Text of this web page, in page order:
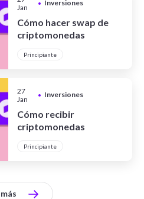
Jan
• Inversiones
Cómo hacer swap de
criptomonedas
Principiante
27
Jan
• Inversiones
Cómo recibir
criptomonedas
Principiante